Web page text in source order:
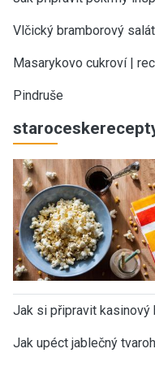
Vlčický bramborový
Masarykovo cukroví |
Pindruše
Jak si připravit kasinový
Jak upéct jablečný